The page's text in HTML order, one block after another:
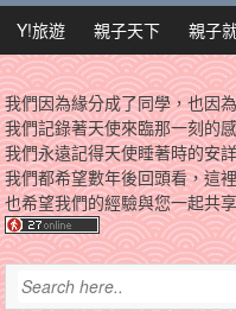
Y!旅遊 親子天下 親子
我們因為緣分成了同學，也因
我們記錄著天使來臨那一刻的
我們永遠記得天使睡著時的安
我們都希望數年後回頭看，這
也希望我們的經驗與您一起共